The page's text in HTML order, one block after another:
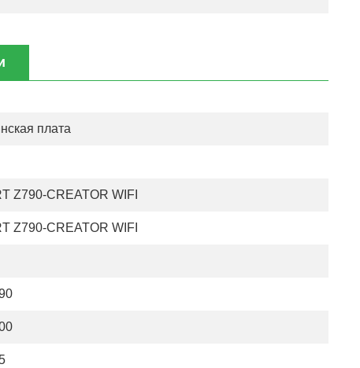
плата
Z790-CREATOR WIFI
Z790-CREATOR WIFI